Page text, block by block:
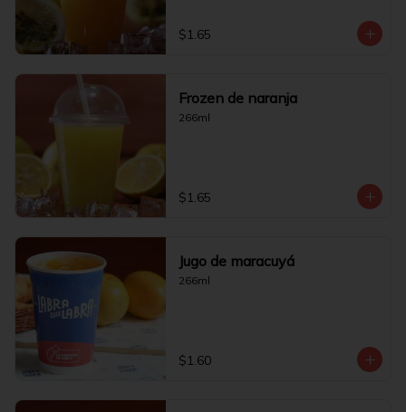
$1.65
Frozen de naranja
266ml
$1.65
Jugo de maracuyá
266ml
$1.60